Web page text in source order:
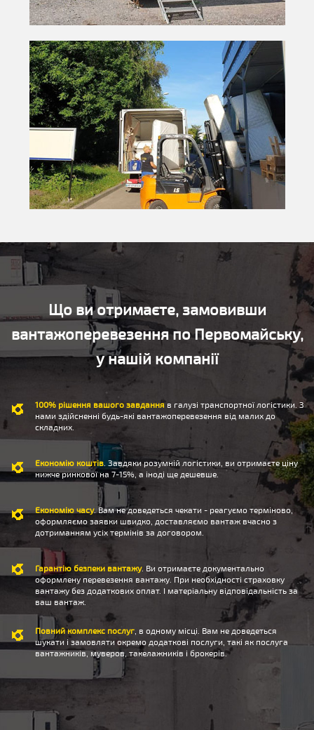
Що ви отримаєте, замовивши
вантажоперевезення по Первомайську,
у нашій компанії
100% рішення вашого завданняв галузі транспортної логістики. З
нами здійсненні будь-які вантажоперевезення від малих до
складних.
Економію коштів . Завдяки розумній логістики, ви отримаєте ціну
нижче ринкової на 7-15%, а іноді ще дешевше.
Економію часу. Вам не доведеться чекати - реагуємо терміново,
оформляємо заявки швидко, доставляємо вантаж вчасно з
дотриманням усіх термінів за договором.
Гарантію безпеки вантажу. Ви отримаєте документально
оформлену перевезення вантажу. При необхідності страховку
вантажу без додаткових оплат. І матеріальну відповідальність за
ваш вантаж.
Повний комплекс послуг , в одному місці. Вам не доведеться
шукати і замовляти окремо додаткові послуги, такі як послуга
вантажників, муверов, такелажників і брокерів.